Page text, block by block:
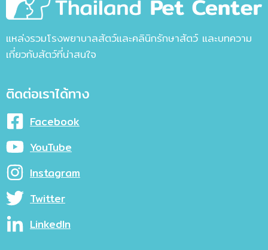
แหล่งรวมโรงพยาบาลสัตว์และคลินิกรักษาสัตว์ และบทความ
เกี่ยวกับสัตว์ที่น่าสนใจ
ติดต่อเราได้ทาง
Facebook
YouTube
Instagram
Twitter
LinkedIn